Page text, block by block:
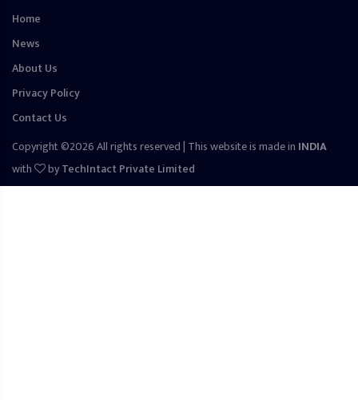
Home
News
About Us
Privacy Policy
Contact Us
Copyright ©2026 All rights reserved | This website is made in INDIA
with
byTechIntact Private Limited